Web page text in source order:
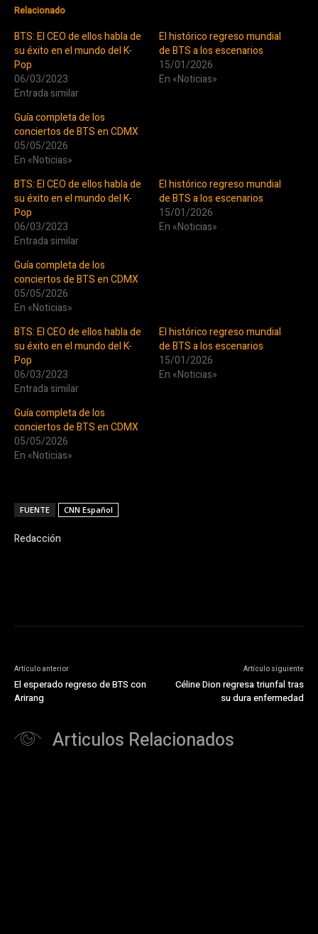
Relacionado
BTS: El CEO de ellos habla de
su éxito en el mundo del K-
Pop
06/03/2023
Entrada similar
El histórico regreso mundial
de BTS a los escenarios
15/01/2026
En «Noticias»
Guía completa de los
conciertos de BTS en CDMX
05/05/2026
En «Noticias»
BTS: El CEO de ellos habla de
su éxito en el mundo del K-
Pop
06/03/2023
Entrada similar
El histórico regreso mundial
de BTS a los escenarios
15/01/2026
En «Noticias»
Guía completa de los
conciertos de BTS en CDMX
05/05/2026
En «Noticias»
BTS: El CEO de ellos habla de
su éxito en el mundo del K-
Pop
06/03/2023
Entrada similar
El histórico regreso mundial
de BTS a los escenarios
15/01/2026
En «Noticias»
Guía completa de los
conciertos de BTS en CDMX
05/05/2026
En «Noticias»
FUENTE CNN Español
Redacción
Artículo anterior
El esperado regreso de BTS con
Arirang
Artículo siguiente
Céline Dion regresa triunfal tras
su dura enfermedad
Articulos Relacionados